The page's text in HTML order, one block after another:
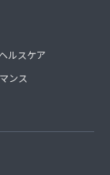
ルスケア
ンス